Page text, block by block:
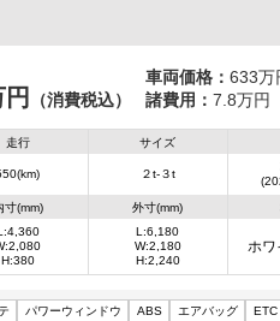
（消費税込）
車両価格： 633万
諸費用： 7.8万円
走行 サイズ
２t-３t
寸(mm)
H:380
外寸(mm)
L:6,180
W:2,180
H:2,240
ホワ
パワーウィンドウ ABS エアバッグ ETC